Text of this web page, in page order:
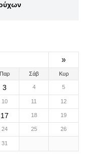
»
Παρ Σάβ Κυρ
3 4 5
10 11 12
17 18 19
24 25 26
31